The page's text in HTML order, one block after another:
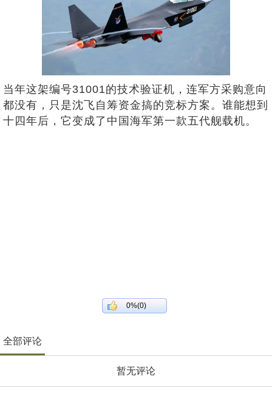
当年这架编号31001的技术验证机，连军方采购意向
都没有，只是沈飞自筹资金搞的竞标方案。谁能想到
十四年后，它变成了中国海军第一款五代舰载机。
0%(0)
全部评论
暂无评论